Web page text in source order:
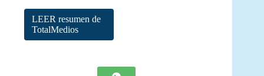
LEER resumen de
TotalMedios